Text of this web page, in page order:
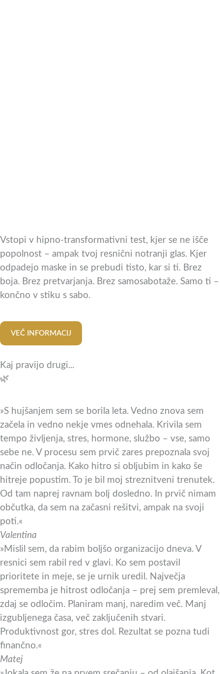
Vstopi v hipno-transformativni test, kjer se ne išče
popolnost – ampak tvoj resnični notranji glas. Kjer
odpadejo maske in se prebudi tisto, kar si ti. Brez
boja. Brez pretvarjanja. Brez samosabotaže. Samo ti –
končno v stiku s sabo.
VEČ INFORMACIJ
Kaj pravijo drugi...
🌿
»S hujšanjem sem se borila leta. Vedno znova sem
začela in vedno nekje vmes odnehala. Krivila sem
tempo življenja, stres, hormone, službo – vse, samo
sebe ne. V procesu sem prvič zares prepoznala svoj
način odločanja. Kako hitro si obljubim in kako še
hitreje popustim. To je bil moj streznitveni trenutek.
Od tam naprej ravnam bolj dosledno. In prvič nimam
občutka, da sem na začasni rešitvi, ampak na svoji
poti.«
Valentina
»Mislil sem, da rabim boljšo organizacijo dneva. V
resnici sem rabil red v glavi. Ko sem postavil
prioritete in meje, se je urnik uredil. Največja
sprememba je hitrost odločanja – prej sem premleval,
zdaj se odločim. Planiram manj, naredim več. Manj
izgubljenega časa, več zaključenih stvari.
Produktivnost gor, stres dol. Rezultat se pozna tudi
finančno.«
Matej